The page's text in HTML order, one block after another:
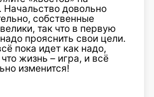
Начальство довольно
собственные
так что в первую
прояснить свои цели.
пока идет как надо,
жизнь – игра, и всё
изменится!